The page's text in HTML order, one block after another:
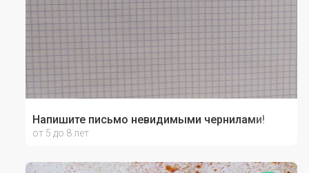
Напишите письмо невидимыми чернилами!
от 5 до 8 лет